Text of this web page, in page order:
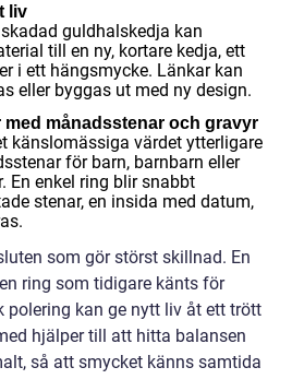
liv
guldhalskedja kan
till en ny, kortare kedja, ett
i ett hängsmycke. Länkar kan
eller byggas ut med ny design.
med månadsstenar och gravyr
känslomässiga värdet ytterligare
för barn, barnbarn eller
En enkel ring blir snabbt
stenar, en insida med datum,
som gör störst skillnad. En
ring som tidigare känts för
polering kan ge nytt liv åt ett trött
hjälper till att hitta balansen
så att smycket känns samtida